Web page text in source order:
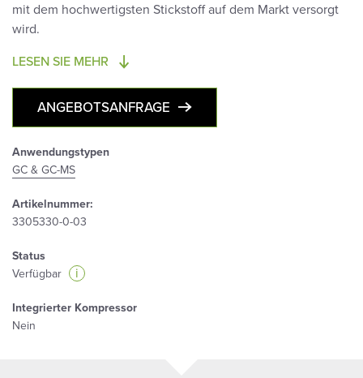
Anwendungstypen
GC & GC-MS
Artikelnummer:
3305330-0-03
Status
Verfügbar
i
Integrierter Kompressor
Nein
mit dem hochwertigsten Stickstoff auf dem Markt versorgt
wird.
LESEN SIE MEHR
ANGEBOTSANFRAGE